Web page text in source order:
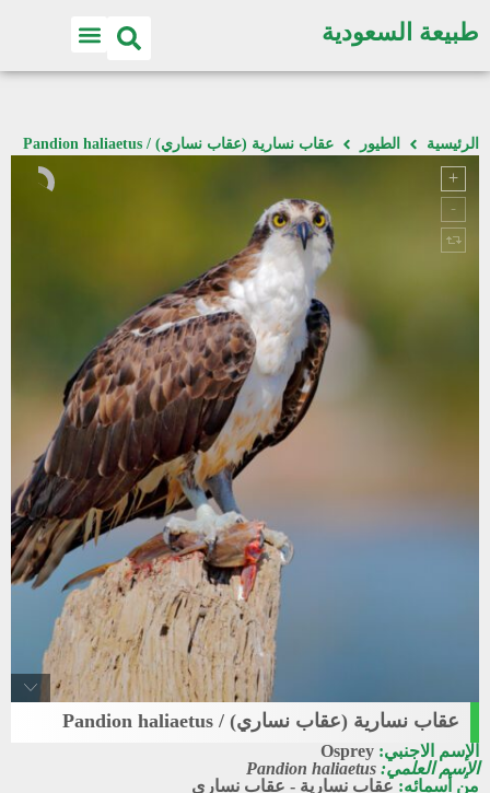
طبيعة السعودية
الرئيسية الطيور عقاب نسارية (عقاب نساري) / Pandion haliaetus
عقاب نسارية (عقاب نساري) / Pandion haliaetus
الإسم الاجنبي: Osprey
الإسم العلمي: Pandion haliaetus
من أسمائه: عقاب نسارية - عقاب نساري